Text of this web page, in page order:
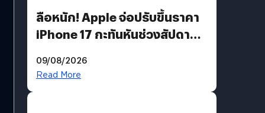
ลือหนัก! Apple จ่อปรับขึ้นราคา
iPhone 17 กะทันหันช่วงสัปดาห์ที่
09/08/2026
Read More